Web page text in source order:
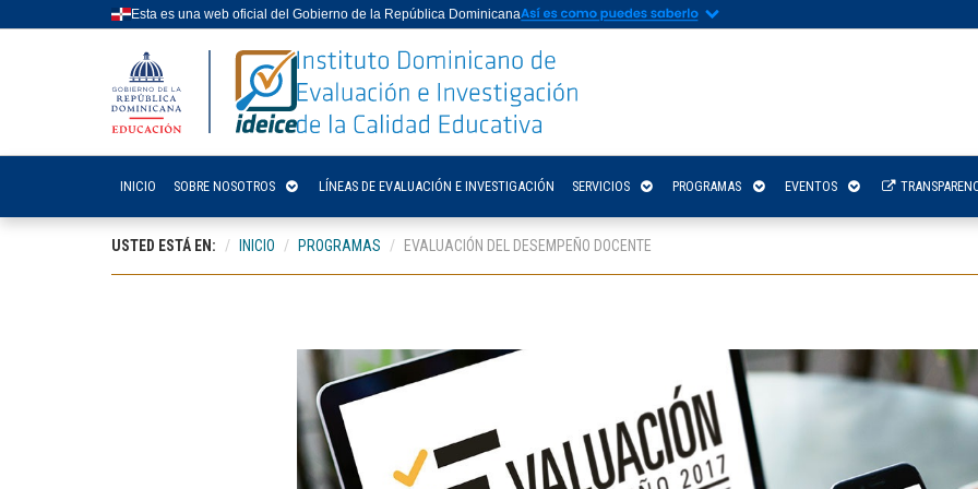
Esta es una web oficial del Gobierno de la República Dominicana
INICIO SOBRE NOSOTROS LÍNEAS DE EVALUACIÓN E INVESTIGACIÓN SERVICIOS PROGRAMAS EVENTOS
USTED ESTÁ EN: INICIO PROGRAMAS EVALUACIÓN DEL DESEMPEÑO DOCENTE